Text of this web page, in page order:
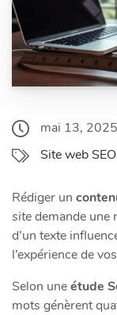
mai 13, 2025
Site web SEO
Rédiger un
sitedemande une
d’un texte
l’expérience de
Selon uneétude
mots génèrent